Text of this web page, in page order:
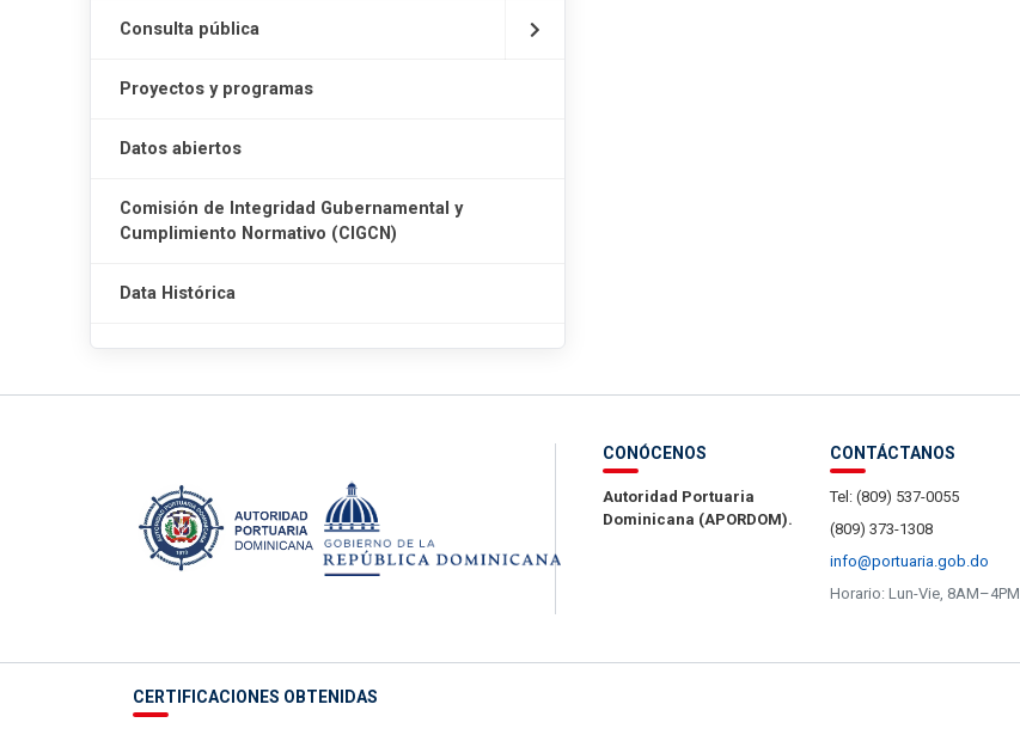
Consulta pública
Proyectos y programas
Datos abiertos
Comisión de Integridad Gubernamental y
Cumplimiento Normativo (CIGCN)
Data Histórica
CONÓCENOS
Autoridad Portuaria
Dominicana (APORDOM).
CONTÁCTANOS
Tel: (809) 537-0055
(809) 373-1308
info@portuaria.gob.do
Horario: Lun-Vie, 8AM–4PM
CERTIFICACIONES OBTENIDAS